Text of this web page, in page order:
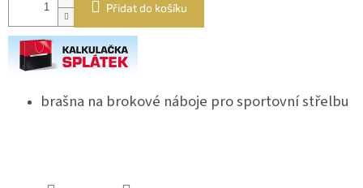
Přidat do košíku
brašna na brokové náboje pro sportovní střelbu